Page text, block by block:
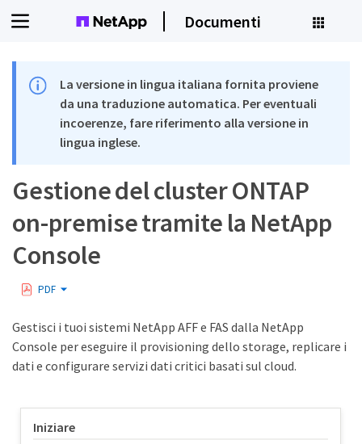
Documenti
La versione in lingua italiana fornita proviene
da una traduzione automatica. Per eventuali
incoerenze, fare riferimento alla versione in
lingua inglese.
Gestione del cluster ONTAP
on-premise tramite la NetApp
Console
PDF
Gestisci i tuoi sistemi NetApp AFF e FAS dalla NetApp
Console per eseguire il provisioning dello storage, replicare i
dati e configurare servizi dati critici basati sul cloud.
Iniziare